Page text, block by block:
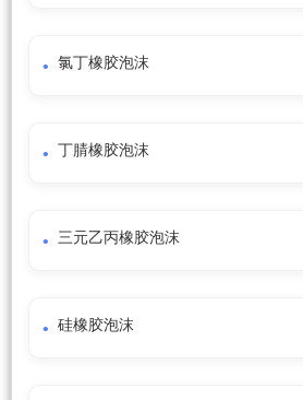
氯丁橡胶泡沫
丁腈橡胶泡沫
三元乙丙橡胶泡沫
硅橡胶泡沫